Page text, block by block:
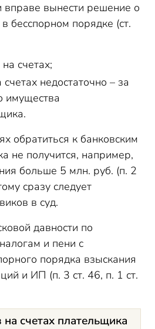
вправе вынести решение о
бесспорном порядке (ст.
счетах;
недостаточно – за
имущества
обратиться к банковским
не получится, например,
больше 5 млн. руб. (п. 2
сразу следует
в суд.
давности по
и пени с
порядка взыскания
и ИП (п. 3 ст. 46, п. 1 ст.
счетах плательщика